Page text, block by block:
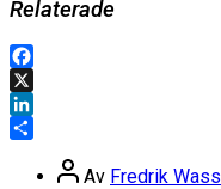
Relaterade
Facebook
X
LinkedIn
Inläggsförfattare
Av Fredrik Wass